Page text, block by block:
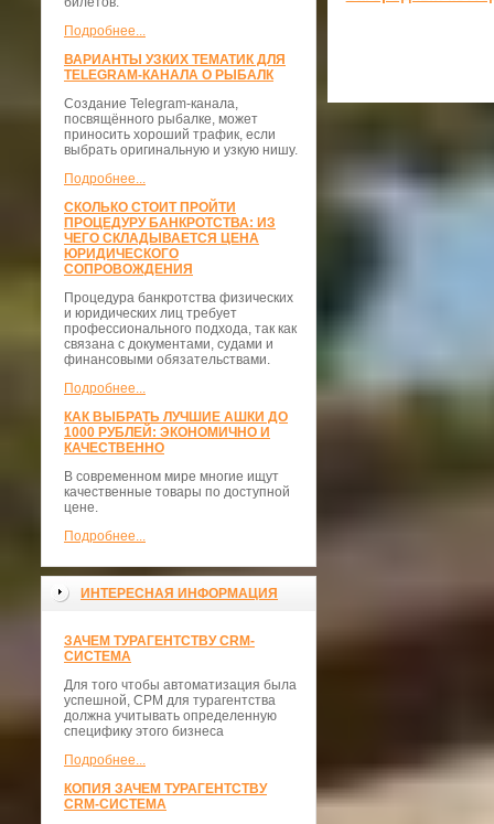
Подробнее...
ВАРИАНТЫ УЗКИХ ТЕМАТИК ДЛЯ
TELEGRAM-КАНАЛА О РЫБАЛК
Создание Telegram-канала,
посвящённого рыбалке, может
приносить хороший трафик, если
выбрать оригинальную и узкую нишу.
Подробнее...
СКОЛЬКО СТОИТ ПРОЙТИ
ПРОЦЕДУРУ БАНКРОТСТВА: ИЗ
ЧЕГО СКЛАДЫВАЕТСЯ ЦЕНА
ЮРИДИЧЕСКОГО
СОПРОВОЖДЕНИЯ
Процедура банкротства физических
и юридических лиц требует
профессионального подхода, так как
связана с документами, судами и
финансовыми обязательствами.
Подробнее...
КАК ВЫБРАТЬ ЛУЧШИЕ АШКИ ДО
1000 РУБЛЕЙ: ЭКОНОМИЧНО И
КАЧЕСТВЕННО
В современном мире многие ищут
качественные товары по доступной
цене.
Подробнее...
ИНТЕРЕСНАЯ ИНФОРМАЦИЯ
ЗАЧЕМ ТУРАГЕНТСТВУ CRM-
СИСТЕМА
Для того чтобы автоматизация была
успешной, СРМ для турагентства
должна учитывать определенную
специфику этого бизнеса
Подробнее...
КОПИЯ ЗАЧЕМ ТУРАГЕНТСТВУ
CRM-СИСТЕМА